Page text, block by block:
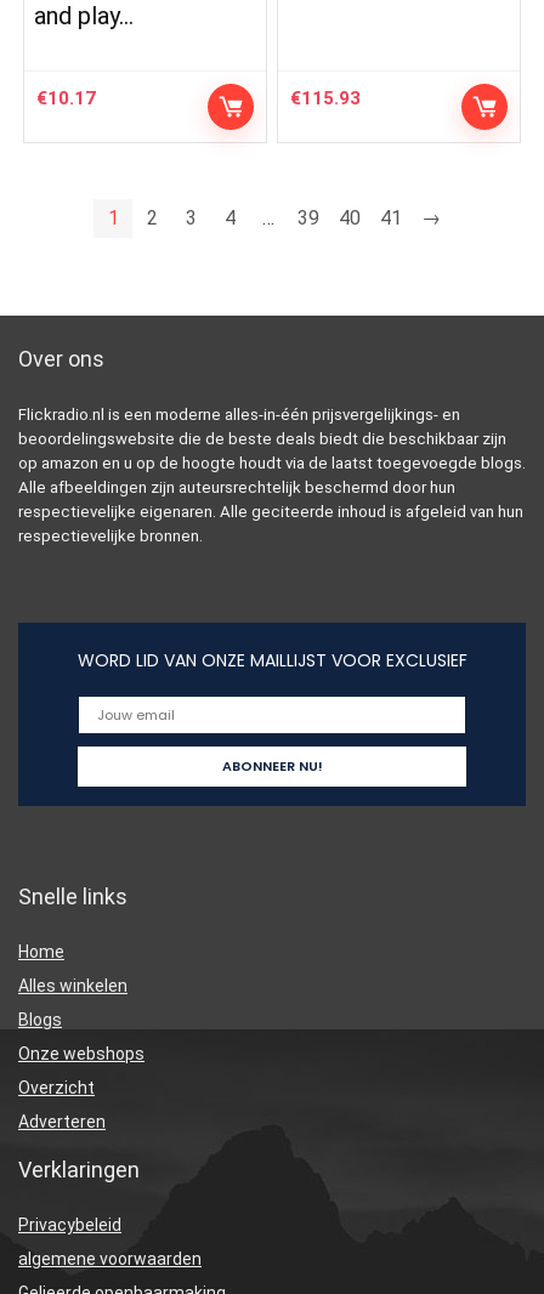
and play…
€10.17 €115.93
1 2 3 4 … 39 40 41 →
Over ons
Flickradio.nl is een moderne alles-in-één prijsvergelijkings- en
beoordelingswebsite die de beste deals biedt die beschikbaar zijn
op amazon en u op de hoogte houdt via de laatst toegevoegde blogs.
Alle afbeeldingen zijn auteursrechtelijk beschermd door hun
respectievelijke eigenaren. Alle geciteerde inhoud is afgeleid van hun
respectievelijke bronnen.
WORD LID VAN ONZE MAILLIJST VOOR EXCLUSIEF
Snelle links
Home
Alles winkelen
Blogs
Onze webshops
Overzicht
Adverteren
Verklaringen
Privacybeleid
algemene voorwaarden